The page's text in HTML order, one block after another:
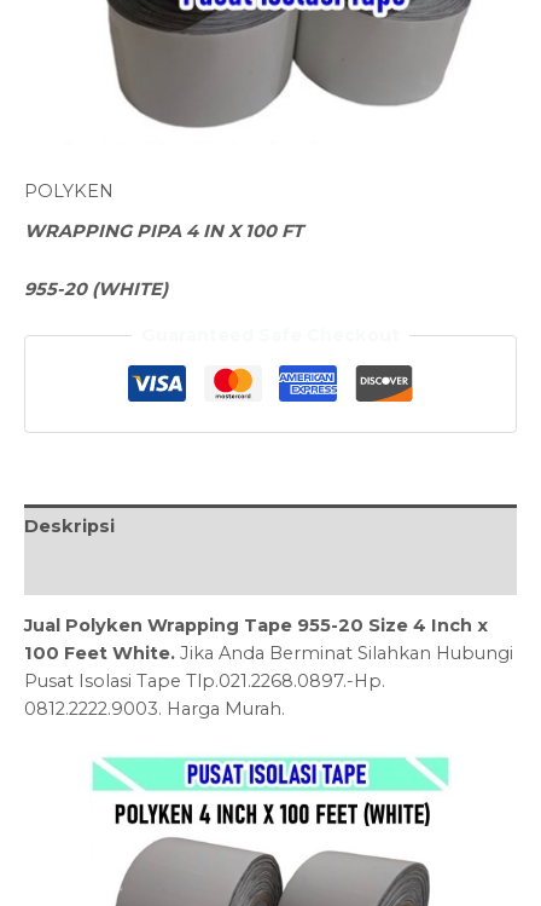
POLYKEN
WRAPPING PIPA 4 IN X 100 FT
955-20 (WHITE)
Deskripsi
Jual Polyken Wrapping Tape 955-20 Size 4 Inch x
100 Feet White. Jika Anda Berminat Silahkan Hubungi
Pusat Isolasi Tape Tlp.021.2268.0897.-Hp.
0812.2222.9003. Harga Murah.